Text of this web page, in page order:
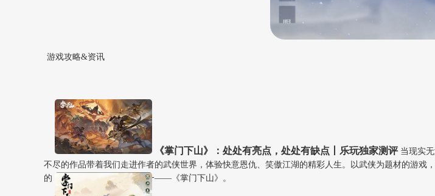
游戏攻略&资讯
《掌门下山》：处处有亮点，处处有缺点丨乐玩独家测评 当现实
不尽的作品带着我们走进作者的武侠世界，体验快意恩仇、笑傲江湖的精彩人生。以武侠为题材的游
的，就是该题材下的作品之一——《掌门下山》。